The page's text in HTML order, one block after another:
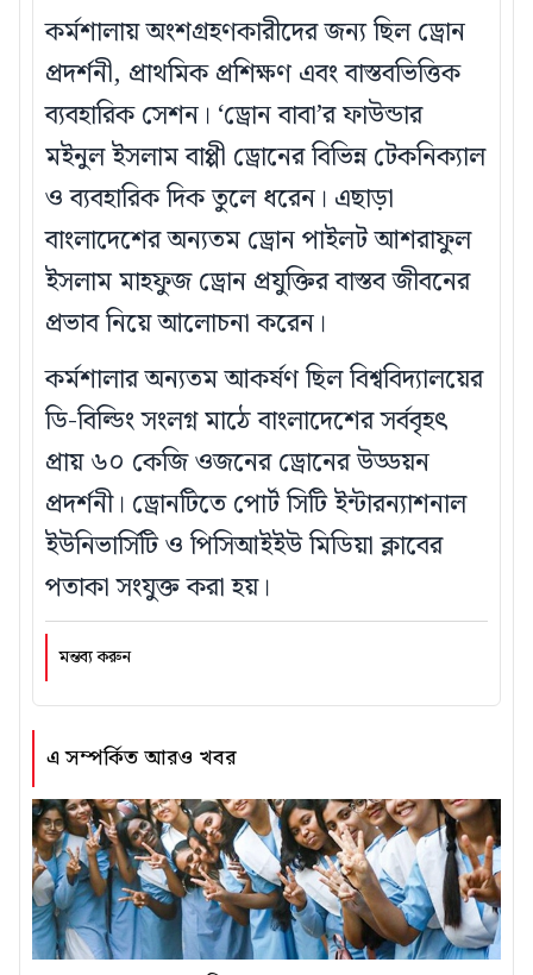
এ সম্পর্কিত আরও খবর
কর্মশালায় অংশগ্রহণকারীদের জন্য ছিল ড্রোন
প্রদর্শনী, প্রাথমিক প্রশিক্ষণ এবং বাস্তবভিত্তিক
ব্যবহারিক সেশন। ‘ড্রোন বাবা’র ফাউন্ডার
মইনুল ইসলাম বাপ্পী ড্রোনের বিভিন্ন টেকনিক্যাল
ও ব্যবহারিক দিক তুলে ধরেন। এছাড়া
বাংলাদেশের অন্যতম ড্রোন পাইলট আশরাফুল
ইসলাম মাহফুজ ড্রোন প্রযুক্তির বাস্তব জীবনের
প্রভাব নিয়ে আলোচনা করেন।
কর্মশালার অন্যতম আকর্ষণ ছিল বিশ্ববিদ্যালয়ের
ডি-বিল্ডিং সংলগ্ন মাঠে বাংলাদেশের সর্ববৃহৎ
প্রায় ৬০ কেজি ওজনের ড্রোনের উড্ডয়ন
প্রদর্শনী। ড্রোনটিতে পোর্ট সিটি ইন্টারন্যাশনাল
ইউনিভার্সিটি ও পিসিআইইউ মিডিয়া ক্লাবের
পতাকা সংযুক্ত করা হয়।
মন্তব্য করুন